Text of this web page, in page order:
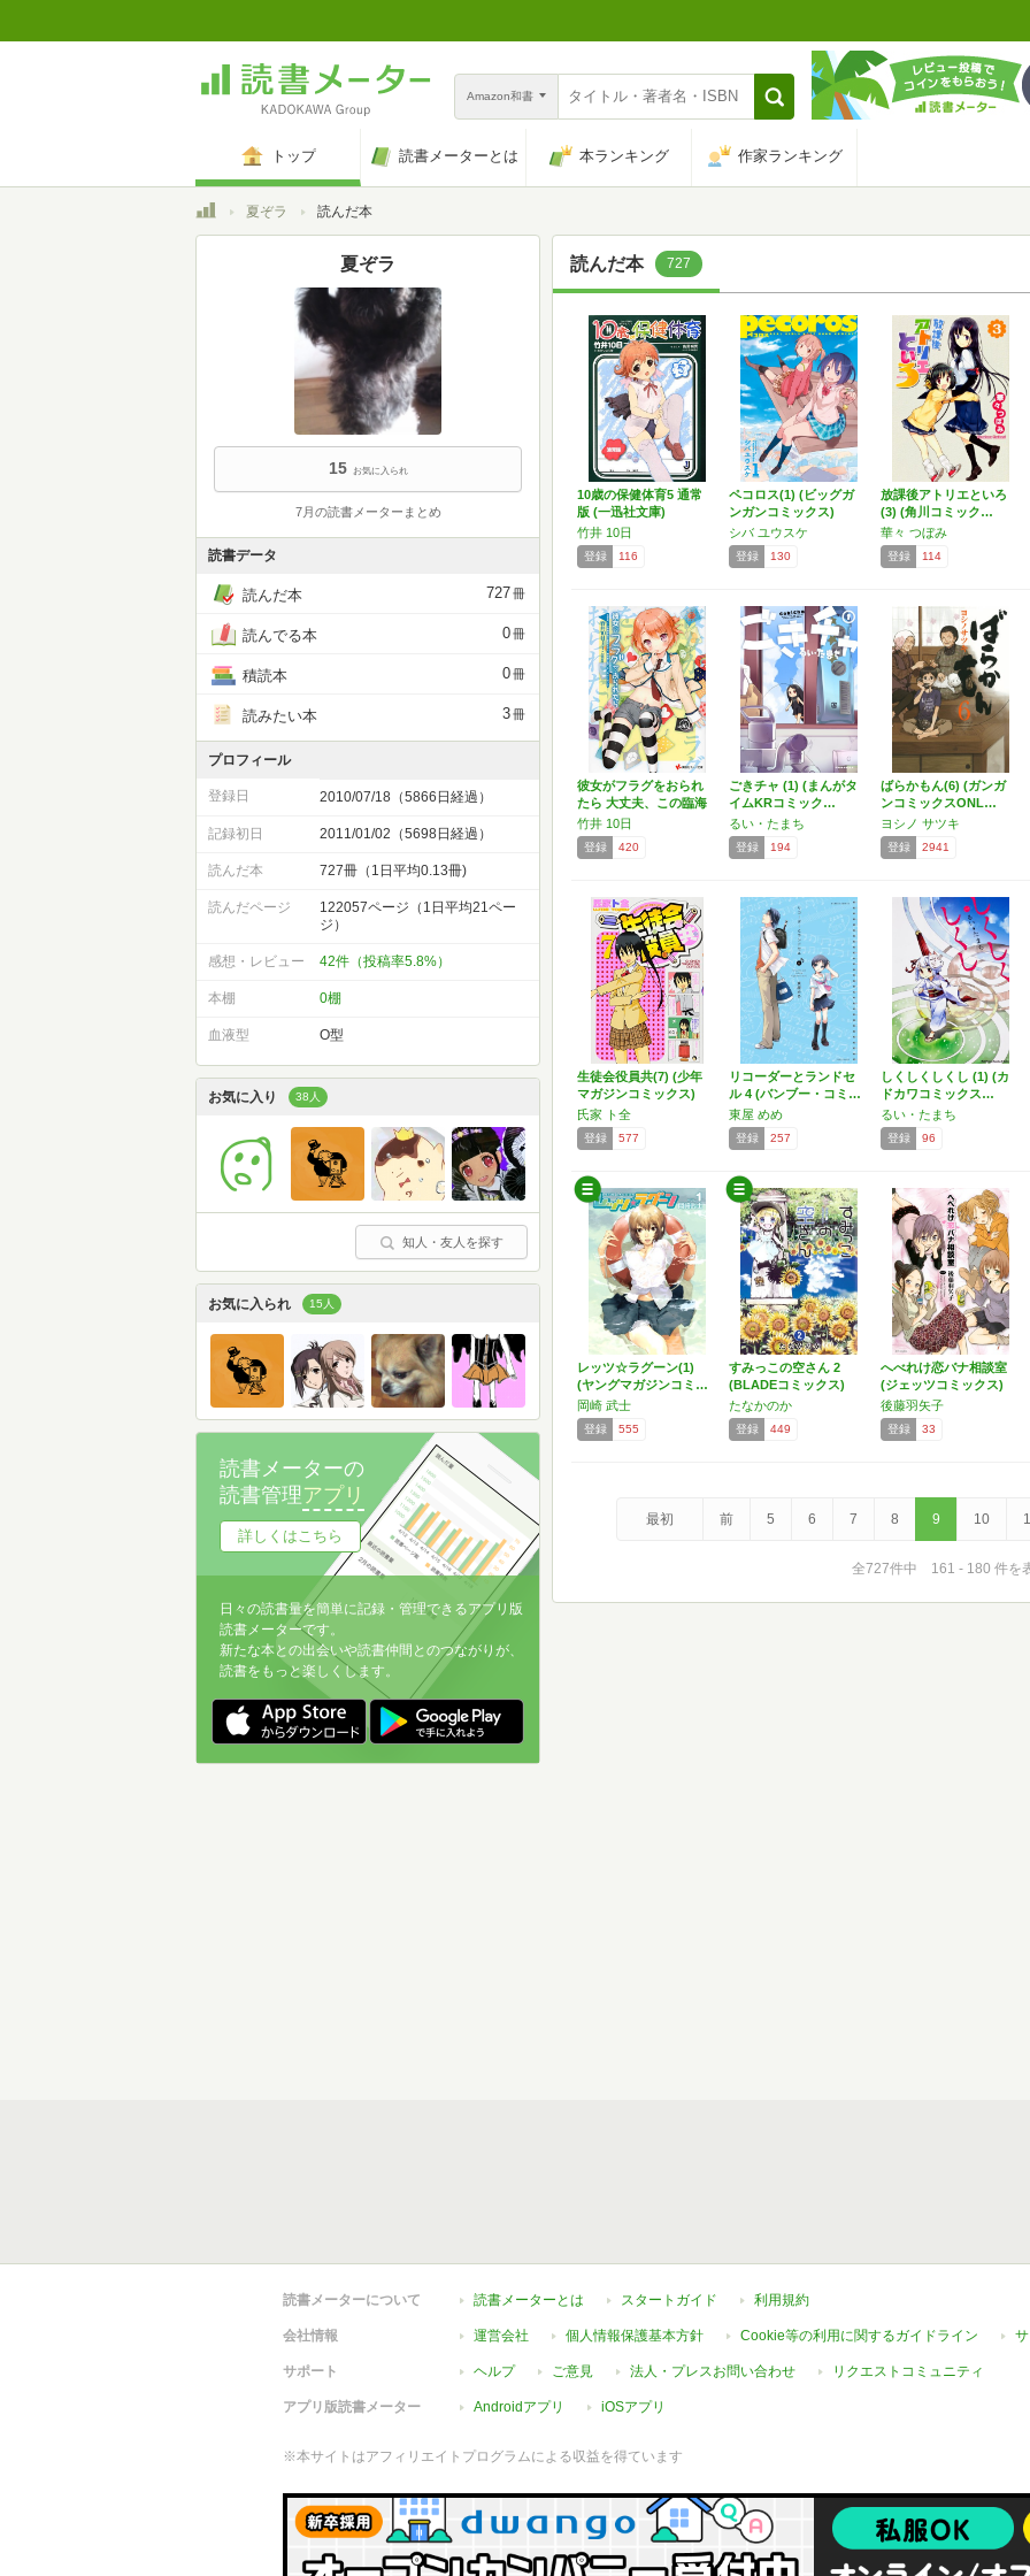
Amazon和書
トップ 読書メーターとは 本ランキング 作家ランキング
トップ夏ぞラ 読んだ本
読んだ本 727
10歳の保健体育5 通常
版 (一迅社文庫)
竹井 10日
登録 116
ペコロス(1) (ビッグガ
ンガンコミックス)
シバ ユウスケ
登録 130
放課後アトリエといろ
(3) (角川コミック…
華々 つぼみ
登録 114
彼女がフラグをおられ
たら 大丈夫、この臨海
学…
竹井 10日
登録 420
ごきチャ (1) (まんがタ
イムKRコミック…
るい・たまち
登録 194
ばらかもん(6) (ガンガ
ンコミックスONL…
ヨシノ サツキ
登録 2941
生徒会役員共(7) (少年
マガジンコミックス)
氏家 ト全
登録 577
リコーダーとランドセ
ル 4 (バンブー・コミ…
東屋 めめ
登録 257
しくしくしくし (1) (カ
ドカワコミックス…
るい・たまち
登録 96
レッツ☆ラグーン(1)
(ヤングマガジンコミ…
岡崎 武士
登録 555
すみっこの空さん 2
(BLADEコミックス)
たなかのか
登録 449
へべれけ恋バナ相談室
(ジェッツコミックス)
後藤羽矢子
登録 33
最初 前 5 6 7 8 9 10
全727件中 161 - 180 件を
夏ぞラ
15 お気に入られ
7月の読書メーターまとめ
読書データ
読んだ本 727冊
読んでる本 0冊
積読本 0冊
読みたい本 3冊
プロフィール
登録日 2010/07/18（5866日経過）
記録初日 2011/01/02（5698日経過）
読んだ本 727冊（1日平均0.13冊)
読んだページ
122057ページ（1日平均21ペー
ジ）
感想・レビュー 42件（投稿率5.8%）
本棚 0棚
血液型 O型
お気に入り 38人
知人・友人を探す
お気に入られ 15人
読書メーターの
読書管理アプリ
詳しくはこちら
日々の読書量を簡単に記録・管理できるアプリ版
読書メーターです。
新たな本との出会いや読書仲間とのつながりが、
読書をもっと楽しくします。
読書メーターについて 読書メーターとは スタートガイド 利用規約
会社情報 運営会社 個人情報保護基本方針 Cookie等の利用に関するガイドライン
サポート ヘルプ ご意見 法人・プレスお問い合わせ リクエストコミュニティ
アプリ版読書メーター Androidアプリ iOSアプリ
※本サイトはアフィリエイトプログラムによる収益を得ています